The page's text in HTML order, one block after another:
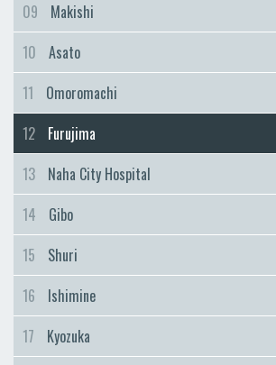
Ishimine
Tedako-Uranishi
Gibo
Kyozuka
09
Makishi
10
Asato
11
Omoromachi
12
Furujima
13
Naha City Hospital
14
Gibo
15
Shuri
16
Ishimine
17
Kyozuka